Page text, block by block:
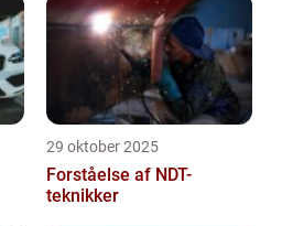
29 oktober 2025
Forståelse af NDT-
teknikker